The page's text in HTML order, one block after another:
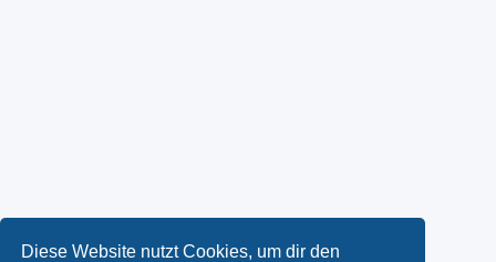
Diese Website nutzt Cookies, um dir den